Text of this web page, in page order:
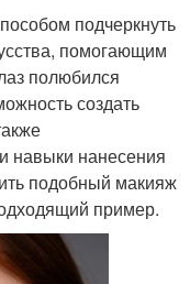
подчеркнуть
помогающим
полюбился
создать
навыки нанесения
подобный макияж
пример.